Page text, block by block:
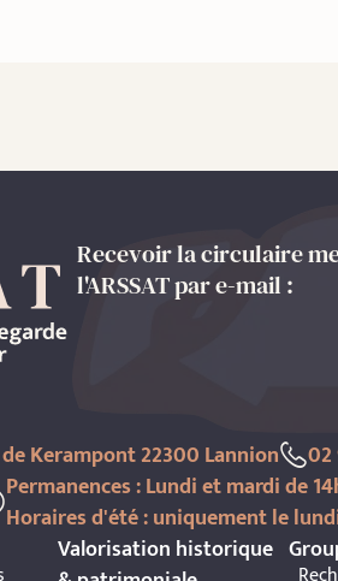
Recevoir la circulaire
l'ARSSAT par e-mail :
Kerampont 22300 Lannion 02
Permanences : Lundi et mardi de
Horaires d'été : uniquement le
Valorisation historique